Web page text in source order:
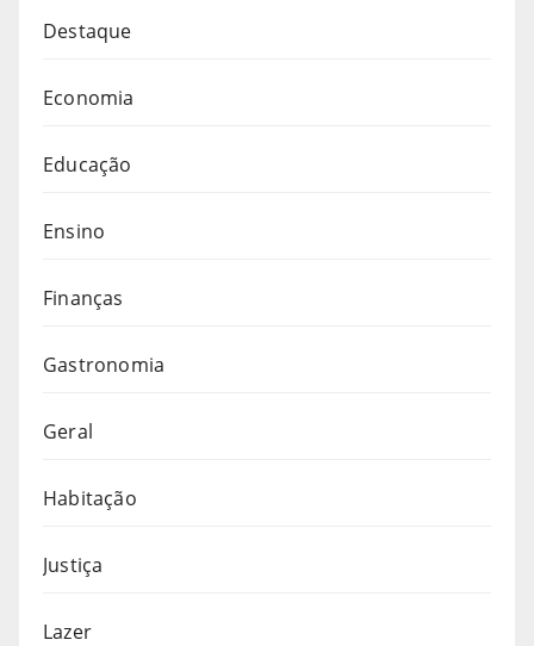
Destaque
Economia
Educação
Ensino
Finanças
Gastronomia
Geral
Habitação
Justiça
Lazer